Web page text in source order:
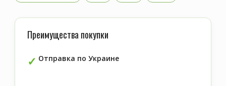
Преимущества покупки
Отправка по Украине